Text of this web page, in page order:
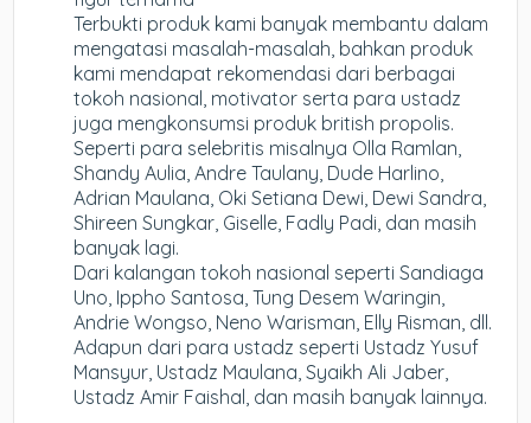
Terbukti produk kami banyak membantu dalam
mengatasi masalah-masalah, bahkan produk
kami mendapat rekomendasi dari berbagai
tokoh nasional, motivator serta para ustadz
juga mengkonsumsi produk british propolis.
Seperti para selebritis misalnya Olla Ramlan,
Shandy Aulia, Andre Taulany, Dude Harlino,
Adrian Maulana, Oki Setiana Dewi, Dewi Sandra,
Shireen Sungkar, Giselle, Fadly Padi, dan masih
banyak lagi.
Dari kalangan tokoh nasional seperti Sandiaga
Uno, Ippho Santosa, Tung Desem Waringin,
Andrie Wongso, Neno Warisman, Elly Risman, dll.
Adapun dari para ustadz seperti Ustadz Yusuf
Mansyur, Ustadz Maulana, Syaikh Ali Jaber,
Ustadz Amir Faishal, dan masih banyak lainnya.